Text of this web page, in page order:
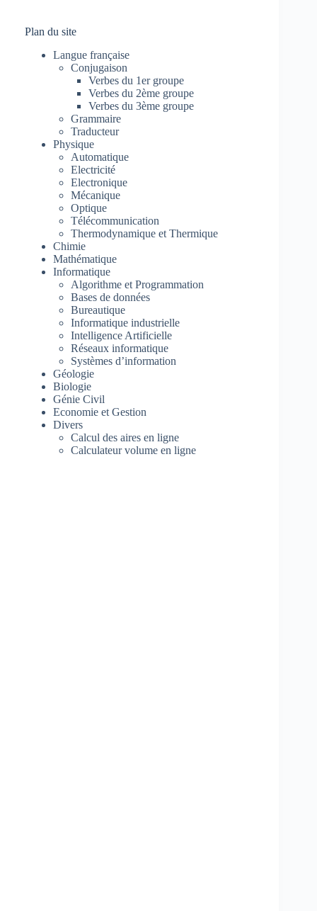
Plan du site
Langue française
Conjugaison
Verbes du 1er groupe
Verbes du 2ème groupe
Verbes du 3ème groupe
Grammaire
Traducteur
Physique
Automatique
Electricité
Electronique
Mécanique
Optique
Télécommunication
Thermodynamique et Thermique
Chimie
Mathématique
Informatique
Algorithme et Programmation
Bases de données
Bureautique
Informatique industrielle
Intelligence Artificielle
Réseaux informatique
Systèmes d’information
Géologie
Biologie
Génie Civil
Economie et Gestion
Divers
Calcul des aires en ligne
Calculateur volume en ligne